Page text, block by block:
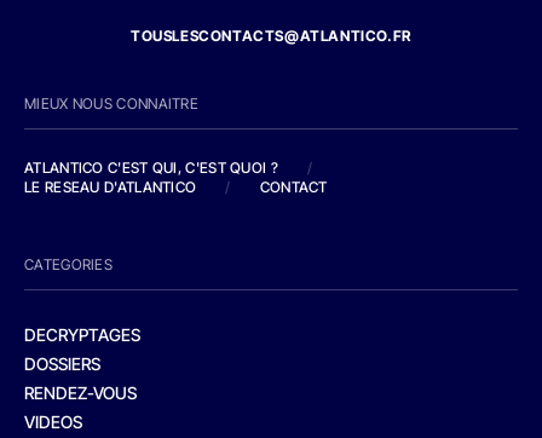
TOUSLESCONTACTS@ATLANTICO.FR
MIEUX NOUS CONNAITRE
ATLANTICO C'EST QUI, C'EST QUOI ?
/
LE RESEAU D'ATLANTICO
/ CONTACT
CATEGORIES
DECRYPTAGES
DOSSIERS
RENDEZ-VOUS
VIDEOS